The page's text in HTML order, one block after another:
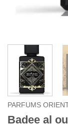
PARFUMS
Badee al